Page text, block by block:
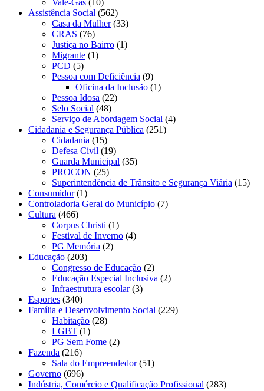
Assistência Social (562)
Casa da Mulher(33)
CRAS (76)
Justiça no Bairro (1)
Migrante (1)
PCD (5)
Pessoa com Deficiência (9)
Oficina da Inclusão (1)
Pessoa Idosa (22)
Selo Social (48)
Serviço de Abordagem Social (4)
Cidadania e Segurança Pública (251)
Cidadania (15)
Defesa Civil (19)
Guarda Municipal (35)
PROCON (25)
Superintendência de Trânsito e Segurança Viária (15)
Consumidor(1)
Controladoria Geral do Município (7)
Cultura (466)
Corpus Christi (1)
Festival de Inverno (4)
PG Memória (2)
Educação (203)
Congresso de Educação (2)
Educação Especial Inclusiva (2)
Infraestrutura escolar(3)
Esportes (340)
Família e Desenvolvimento Social (229)
Habitação (28)
LGBT (1)
PG Sem Fome (2)
Fazenda (216)
Sala do Empreendedor(51)
Governo (696)
Indústria, Comércio e Qualificação Profissional (283)